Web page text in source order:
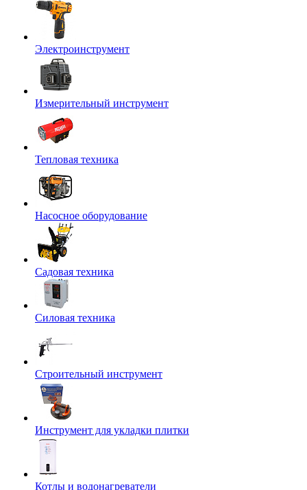
Электроинструмент
Измерительный инструмент
Тепловая техника
Насосное оборудование
Садовая техника
Силовая техника
Строительный инструмент
Инструмент для укладки плитки
Котлы и водонагреватели